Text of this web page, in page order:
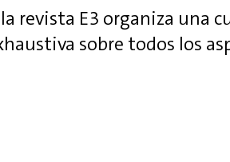
revista E3 organiza una
sobre todos los